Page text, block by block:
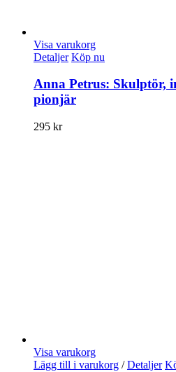
Visa varukorg
Detaljer Köp nu
Anna Petrus: Skulptör,
pionjär
295 kr
Visa varukorg
Lägg till i varukorg / Detaljer